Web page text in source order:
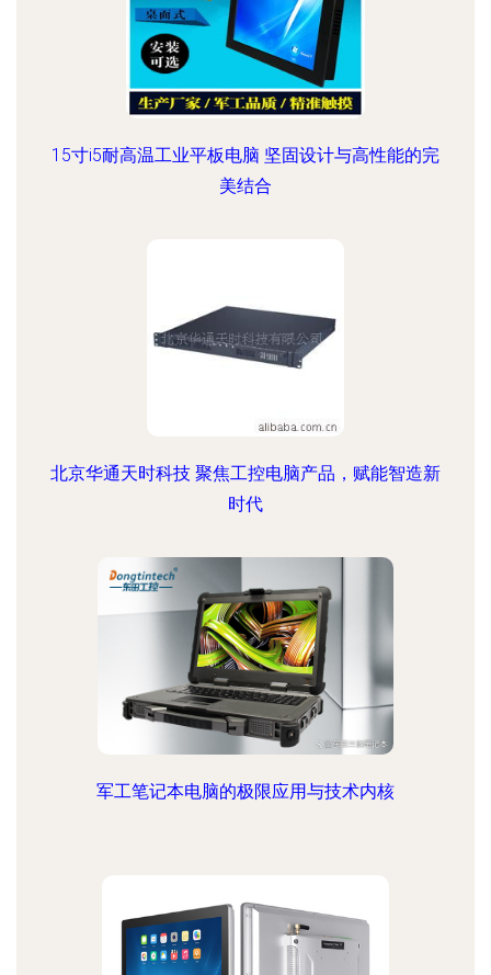
15寸i5耐高温工业平板电脑 坚固设计与高性能的完
美结合
北京华通天时科技 聚焦工控电脑产品，赋能智造新
时代
军工笔记本电脑的极限应用与技术内核